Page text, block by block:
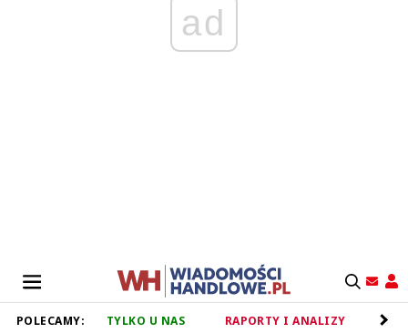
ad
POLECAMY: TYLKO U NAS RAPORTY I ANALIZY